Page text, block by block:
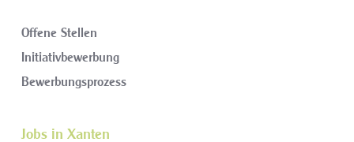
Offene Stellen
Initiativbewerbung
Bewerbungsprozess
Jobs in Xanten